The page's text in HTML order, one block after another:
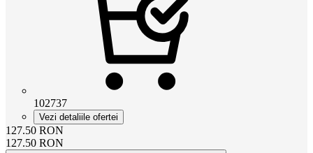
102737
Vezi detaliile ofertei
127.50 RON
127.50 RON